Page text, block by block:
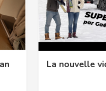
La nouvelle